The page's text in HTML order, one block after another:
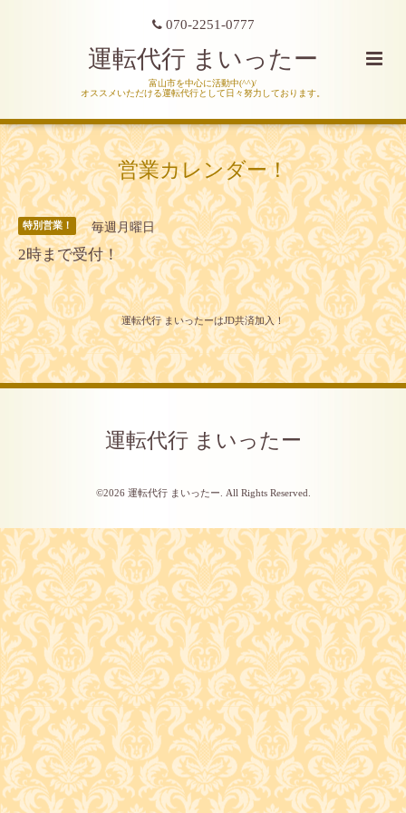
070-2251-0777
運転代行 まいったー
富山市を中心に活動中(^^)/
オススメいただける運転代行として日々努力しております。
営業カレンダー！
特別営業！ 毎週月曜日
2時まで受付！
運転代行 まいったーはJD共済加入！
運転代行 まいったー
©2026 運転代行 まいったー . All Rights Reserved.